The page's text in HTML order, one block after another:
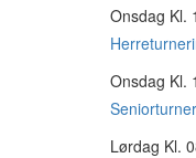
Onsdag Kl.
Onsdag Kl.
Lørdag Kl.